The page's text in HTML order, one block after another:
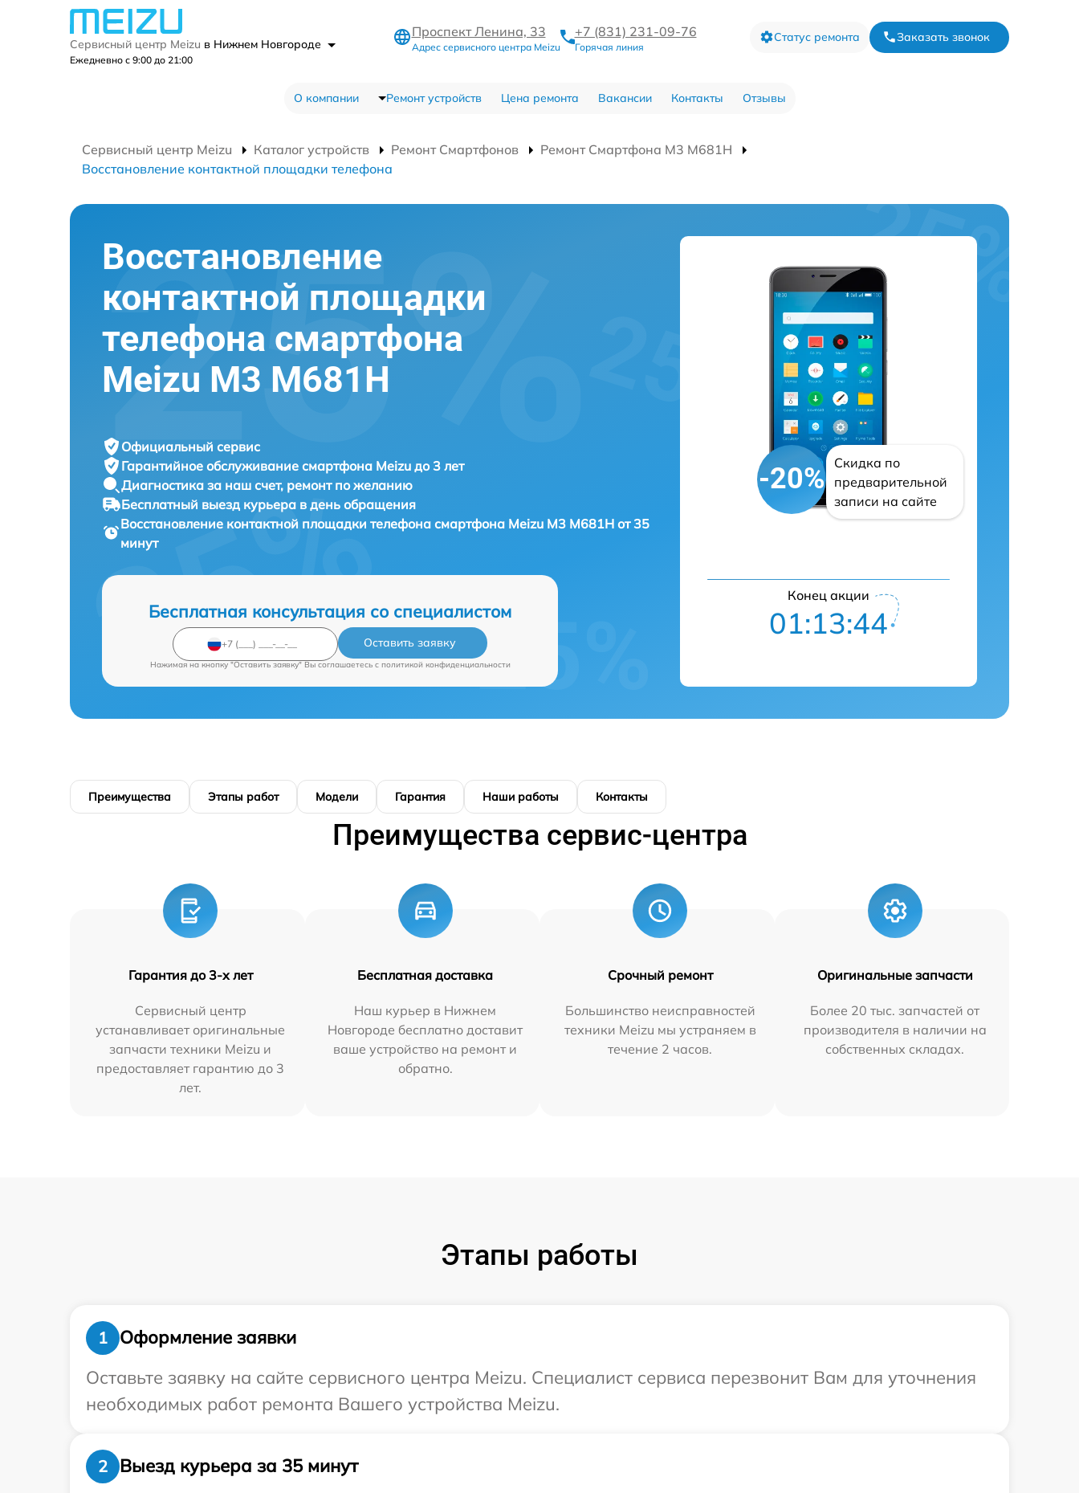
Сервисный центр Meizu в Нижнем Новгороде
Ежедневно с 9:00 до 21:00
Проспект Ленина, 33
Адрес сервисного центра Meizu
+7 (831) 231-09-76
Горячая линия
Статус ремонта Заказать звонок
О компании Ремонт устройств Цена ремонта Вакансии Контакты Отзывы
Сервисный центр Meizu Каталог устройств Ремонт Смартфонов
Ремонт Смартфона M3 M681H
Восстановление контактной площадки телефона
Восстановление
контактной площадки
телефона смартфона
Meizu M3 M681H
Официальный сервис
Гарантийное обслуживание смартфона Meizu до 3 лет
Диагностика за наш счет, ремонт по желанию
Бесплатный выезд курьера в день обращения
Восстановление контактной площадки телефона смартфона Meizu M3 M681H от 35
минут
Бесплатная консультация со специалистом
Оставить заявку
Нажимая на кнопку "Оставить заявку" Вы соглашаетесь c политикой конфиденциальности
-20%
Скидка по
предварительной
записи на сайте
Конец акции
01:13:42
Преимущества Этапы работ Модели Гарантия Наши работы Контакты
Преимущества сервис-центра
Гарантия до 3-х лет
Сервисный центр
устанавливает оригинальные
запчасти техники Meizu и
предоставляет гарантию до 3
лет.
Бесплатная доставка
Наш курьер в Нижнем
Новгороде бесплатно доставит
ваше устройство на ремонт и
обратно.
Срочный ремонт
Большинство неисправностей
техники Meizu мы устраняем в
течение 2 часов.
Оригинальные запчасти
Более 20 тыс. запчастей от
производителя в наличии на
собственных складах.
Этапы работы
1
Оформление заявки
Оставьте заявку на сайте сервисного центра Meizu. Специалист сервиса перезвонит Вам для уточнения
необходимых работ ремонта Вашего устройства Meizu.
2
Выезд курьера за 35 минут